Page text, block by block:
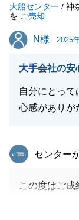
今後も不動産
などござい
せ。引き続き
大船センター / 神
を ご売却
N様
N様 2025
大手会社の安
自分にとっ
心感がありが
東急リバ
センター
この度はご成